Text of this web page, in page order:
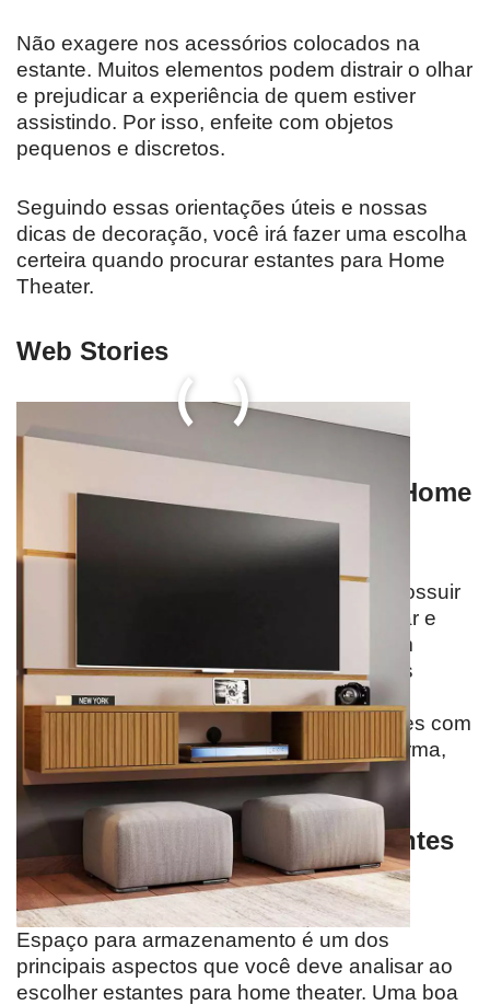
Não exagere nos acessórios colocados na
estante. Muitos elementos podem distrair o olhar
e prejudicar a experiência de quem estiver
assistindo. Por isso, enfeite com objetos
pequenos e discretos.
Seguindo essas orientações úteis e nossas
dicas de decoração, você irá fazer uma escolha
certeira quando procurar estantes para Home
Theater.
Web Stories
Perguntas Frequentes
Como escolher a Estante para Home
A estante para home theater ideal deve possuir
um estilo que combine com a sala de estar e
que seja funcional. Opte por modelos com
vários compartimentos para armazenar os
componentes do Home Theater e outros
eletroeletrônicos. Dê preferência a estantes com
furos para passagem de cabos. Dessa forma,
você pode manter os fios organizados.
O que não pode faltar nas estantes
para Home Theater?
Espaço para armazenamento é um dos
principais aspectos que você deve analisar ao
escolher estantes para home theater. Uma boa